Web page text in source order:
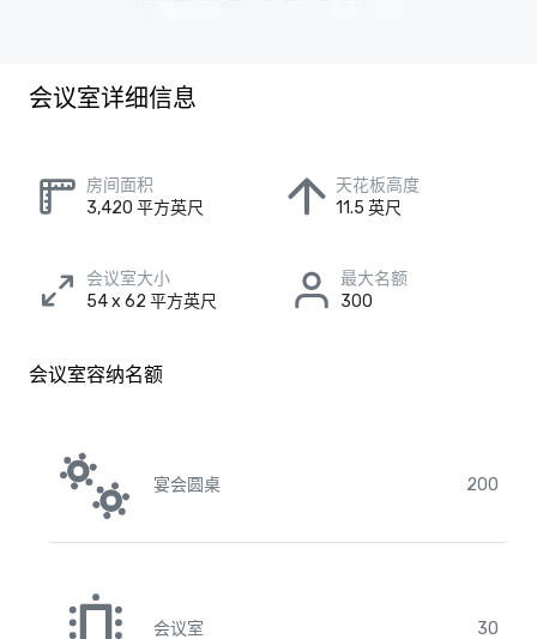
会议室详细信息
房间面积
3,420 平方英尺
天花板高度
11.5 英尺
会议室大小
54 x 62 平方英尺
最大名额
300
会议室容纳名额
宴会圆桌 200
会议室 30